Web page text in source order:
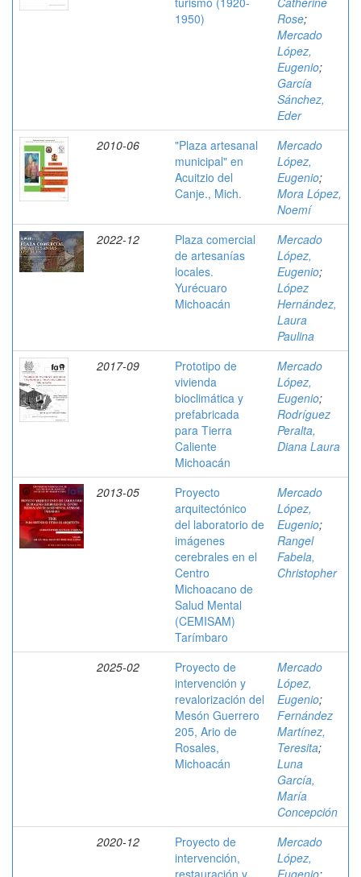
1950)
Rose;
Mercado
López,
Eugenio;
García
Sánchez,
Eder
2010-06
"Plaza artesanal
municipal" en
Acuitzio del
Canje., Mich.
Mercado
López,
Eugenio;
Mora López,
Noemí
2022-12
Plaza comercial
de artesanías
locales.
Yurécuaro
Michoacán
Mercado
López,
Eugenio;
López
Hernández,
Laura
Paulina
2017-09
Prototipo de
vivienda
bioclimática y
prefabricada
para Tierra
Caliente
Michoacán
Mercado
López,
Eugenio;
Rodríguez
Peralta,
Diana Laura
2013-05
Proyecto
arquitectónico
del laboratorio de
imágenes
cerebrales en el
Centro
Michoacano de
Salud Mental
(CEMISAM)
Tarímbaro
Mercado
López,
Eugenio;
Rangel
Fabela,
Christopher
2025-02
Proyecto de
intervención y
revalorización del
Mesón Guerrero
205, Ario de
Rosales,
Michoacán
Mercado
López,
Eugenio;
Fernández
Martínez,
Teresita;
Luna
García,
María
Concepción
2020-12
Proyecto de
intervención,
restauración y
Mercado
López,
Eugenio;